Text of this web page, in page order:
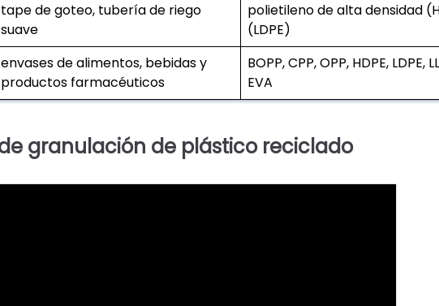
tape de goteo, tubería de riego
suave
polietileno de alta densidad
(LDPE)
envases de alimentos, bebidas y
productos farmacéuticos
BOPP, CPP, OPP, HDPE, LDPE,
EVA
granulación de plástico reciclado